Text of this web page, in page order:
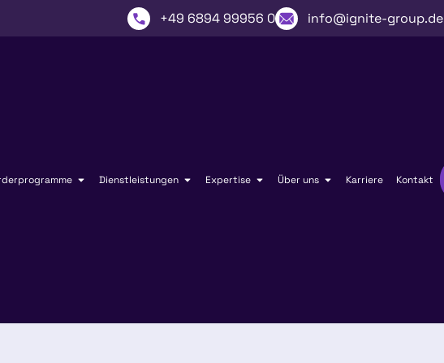
+49 6894 99956 0 info@ignite-group.de
Dienstleistungen Expertise Über uns Karriere Kontakt